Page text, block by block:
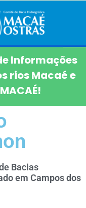
Informações
rios Macaé e
Bacias
em Campos dos